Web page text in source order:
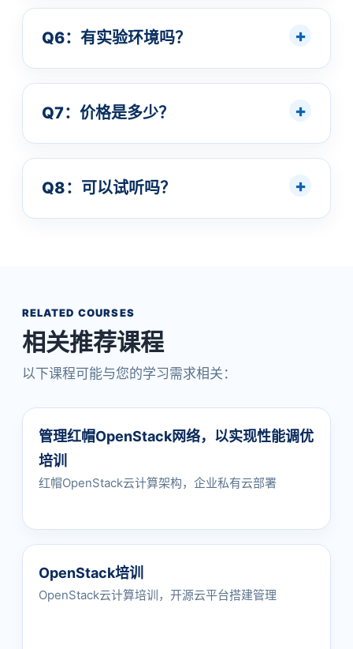
Q6：有实验环境吗？
Q7：价格是多少？
Q8：可以试听吗？
RELATED COURSES
相关推荐课程
以下课程可能与您的学习需求相关：
管理红帽OpenStack网络，以实现性能调优
培训
红帽OpenStack云计算架构，企业私有云部署
OpenStack培训
OpenStack云计算培训，开源云平台搭建管理